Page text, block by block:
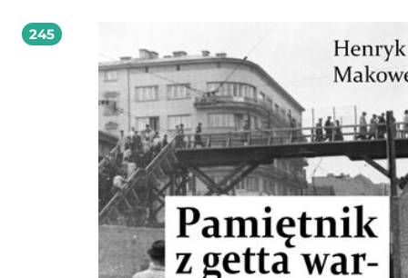
wrażliwości Rosiek zyskała rzesze czytelników, a jej dorobek do dziś inspiruje i
245